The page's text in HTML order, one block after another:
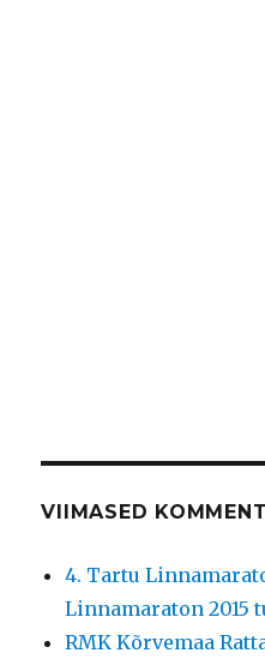
VIIMASED
4. Tartu
Linnamaraton 2015
RMK Kõrvemaa